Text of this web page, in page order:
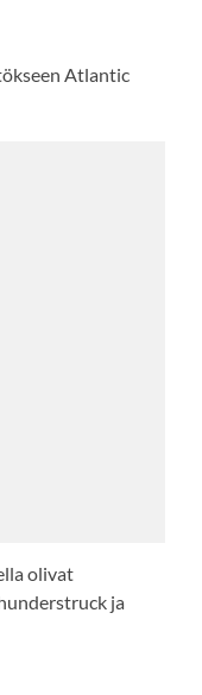
Atlantic
olivat
ja